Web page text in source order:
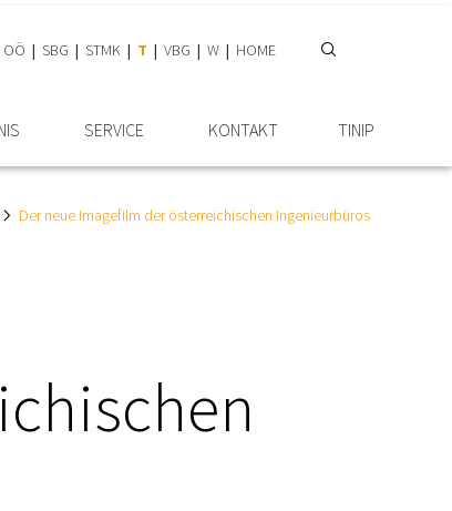
OÖ SBG STMK T VBG W HOME
SERVICE KONTAKT TINIP
Der neue Imagefilm der österreichischen Ingenieurbüros